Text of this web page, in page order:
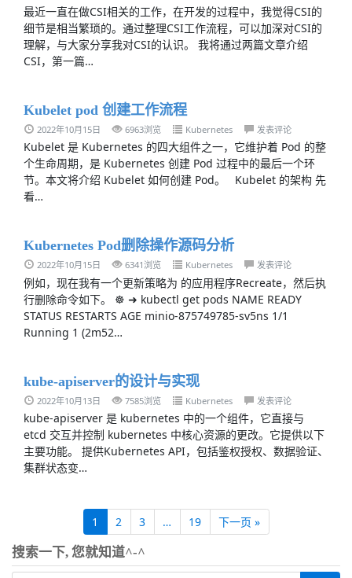
最近一直在做CSI相关的工作，在开发的过程中，我觉得CSI的
细节是相当繁琐的。通过整理CSI工作流程，可以加深对CSI的
理解，与大家分享我对CSI的认识。 我将通过两篇文章介绍
CSI，第一篇…
Kubelet pod 创建工作流程
2022年10月15日 6963浏览 Kubernetes 发表评论
Kubelet 是 Kubernetes 的四大组件之一，它维护着 Pod 的整
个生命周期，是 Kubernetes 创建 Pod 过程中的最后一个环
节。本文将介绍 Kubelet 如何创建 Pod。 Kubelet 的架构 先
看…
Kubernetes Pod删除操作源码分析
2022年10月15日 6341浏览 Kubernetes 发表评论
例如，现在我有一个更新策略为 的应用程序Recreate，然后执
行删除命令如下。 ☸ ➜ kubectl get pods NAME READY
STATUS RESTARTS AGE minio-875749785-sv5ns 1/1
Running 1 (2m52…
kube-apiserver的设计与实现
2022年10月13日 7585浏览 Kubernetes 发表评论
kube-apiserver 是 kubernetes 中的一个组件，它直接与
etcd 交互并控制 kubernetes 中核心资源的更改。它提供以下
主要功能。 提供Kubernetes API，包括鉴权授权、数据验证、
集群状态变…
1 2 3 … 19 下一页 »
搜索一下, 您就知道^-^